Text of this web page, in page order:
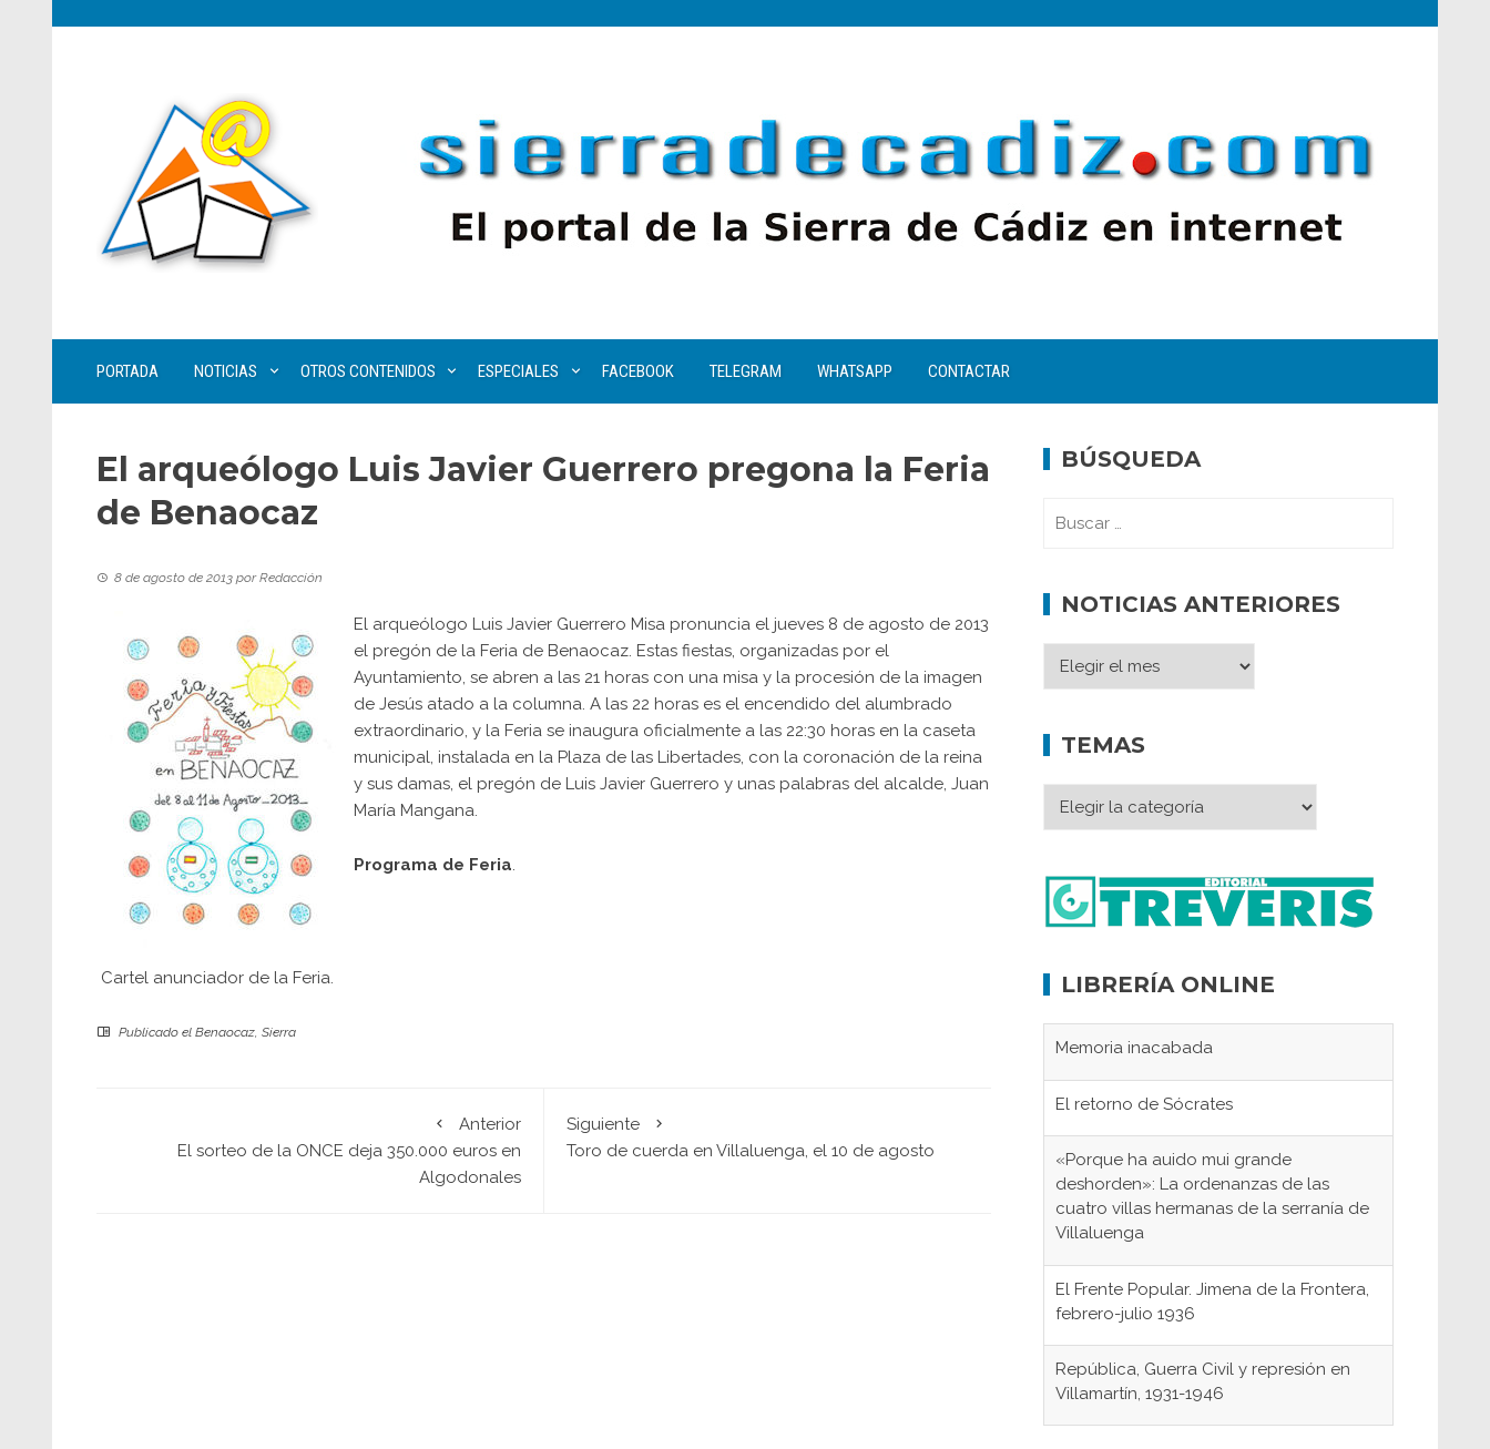
PORTADA NOTICIAS OTROS CONTENIDOS ESPECIALES FACEBOOK TELEGRAM WHATSAPP CONTACTAR
El arqueólogo Luis Javier Guerrero pregona la Feria
de Benaocaz
8 de agosto de 2013 porRedacción
Cartel anunciador de la Feria.
El arqueólogo Luis Javier Guerrero Misa pronuncia el jueves 8 de agosto de 2013
el pregón de la Feria de Benaocaz. Estas fiestas, organizadas por el
Ayuntamiento, se abren a las 21 horas con una misa y la procesión de la imagen
de Jesús atado a la columna. A las 22 horas es el encendido del alumbrado
extraordinario, y la Feria se inaugura oficialmente a las 22:30 horas en la caseta
municipal, instalada en la Plaza de las Libertades, con la coronación de la reina
y sus damas, el pregón de Luis Javier Guerrero y unas palabras del alcalde, Juan
María Mangana.
Programa de Feria.
Publicado el Benaocaz, Sierra
Anterior
El sorteo de la ONCE deja 350.000 euros en
Algodonales
Siguiente
Toro de cuerda en Villaluenga, el 10 de agosto
BÚSQUEDA
NOTICIAS ANTERIORES
TEMAS
LIBRERÍA ONLINE
Memoria inacabada
El retorno de Sócrates
«Porque ha auido mui grande
deshorden»: La ordenanzas de las
cuatro villas hermanas de la serranía de
Villaluenga
El Frente Popular. Jimena de la Frontera,
febrero-julio 1936
República, Guerra Civil y represión en
Villamartín, 1931-1946